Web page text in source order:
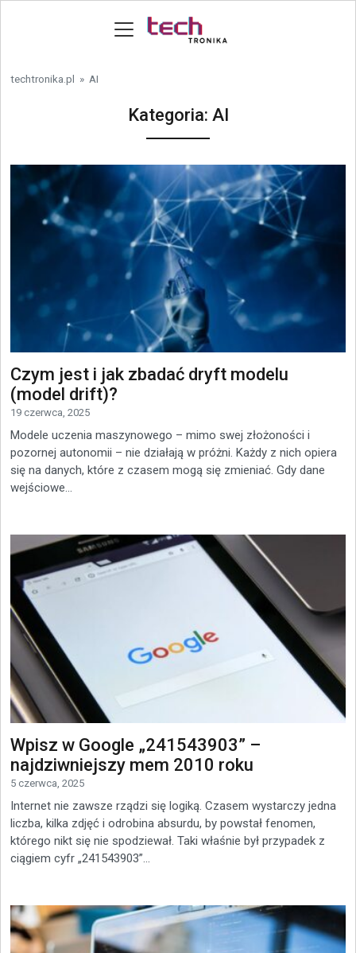
techtronika.pl » AI
Kategoria: AI
Czym jest i jak zbadać dryft modelu
(model drift)?
19 czerwca, 2025
Modele uczenia maszynowego – mimo swej złożoności i
pozornej autonomii – nie działają w próżni. Każdy z nich opiera
się na danych, które z czasem mogą się zmieniać. Gdy dane
wejściowe...
Wpisz w Google „241543903” –
najdziwniejszy mem 2010 roku
5 czerwca, 2025
Internet nie zawsze rządzi się logiką. Czasem wystarczy jedna
liczba, kilka zdjęć i odrobina absurdu, by powstał fenomen,
którego nikt się nie spodziewał. Taki właśnie był przypadek z
ciągiem cyfr „241543903”...